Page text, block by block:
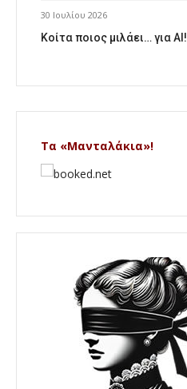
30 Ιουλίου 2026
Κοίτα ποιος μιλάει… για AI!
Τα «Μανταλάκια»!